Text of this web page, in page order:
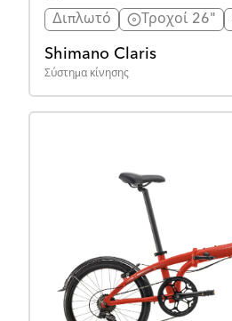
Διπλωτό Τροχοί 26"
Shimano Claris
Σύστημα κίνησης